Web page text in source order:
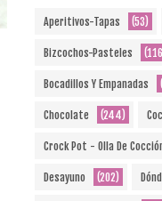
Aperitivos-Tapas (53)
Bizcochos-Pasteles
Bocadillos Y Empanadas
Chocolate (244)
Crock Pot - Olla De
Desayuno (202)